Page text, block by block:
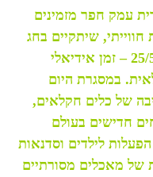
עמק חפר מזמינים
שיתקיים בחג
השבועות (איסרו חג) יום שני, 25/5/15 – זמן אידיאלי
במסגרת היום
של כלים חקלאים,
חדישים בעולם
לילדים וסדנאות
של מאכלים מסורתיים